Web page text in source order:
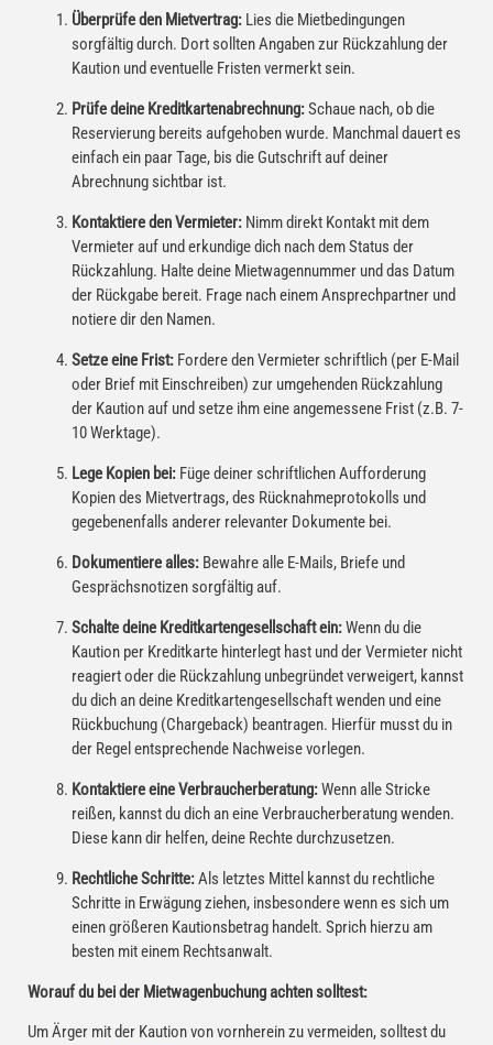
Überprüfe den Mietvertrag: Lies die Mietbedingungen
sorgfältig durch. Dort sollten Angaben zur Rückzahlung der
Kaution und eventuelle Fristen vermerkt sein.
Prüfe deine Kreditkartenabrechnung:Schaue nach, ob die
Reservierung bereits aufgehoben wurde. Manchmal dauert es
einfach ein paar Tage, bis die Gutschrift auf deiner
Abrechnung sichtbar ist.
Kontaktiere den Vermieter: Nimm direkt Kontakt mit dem
Vermieter auf und erkundige dich nach dem Status der
Rückzahlung. Halte deine Mietwagennummer und das Datum
der Rückgabe bereit. Frage nach einem Ansprechpartner und
notiere dir den Namen.
Setze eine Frist: Fordere den Vermieter schriftlich (per E-Mail
oder Brief mit Einschreiben) zur umgehenden Rückzahlung
der Kaution auf und setze ihm eine angemessene Frist (z.B. 7-
10 Werktage).
Lege Kopien bei: Füge deiner schriftlichen Aufforderung
Kopien des Mietvertrags, des Rücknahmeprotokolls und
gegebenenfalls anderer relevanter Dokumente bei.
Dokumentiere alles: Bewahre alle E-Mails, Briefe und
Gesprächsnotizen sorgfältig auf.
Schalte deine Kreditkartengesellschaft ein:Wenn du die
Kaution per Kreditkarte hinterlegt hast und der Vermieter nicht
reagiert oder die Rückzahlung unbegründet verweigert, kannst
du dich an deine Kreditkartengesellschaft wenden und eine
Rückbuchung (Chargeback) beantragen. Hierfür musst du in
der Regel entsprechende Nachweise vorlegen.
Kontaktiere eine Verbraucherberatung:Wenn alle Stricke
reißen, kannst du dich an eine Verbraucherberatung wenden.
Diese kann dir helfen, deine Rechte durchzusetzen.
Rechtliche Schritte:Als letztes Mittel kannst du rechtliche
Schritte in Erwägung ziehen, insbesondere wenn es sich um
einen größeren Kautionsbetrag handelt. Sprich hierzu am
besten mit einem Rechtsanwalt.
Worauf du bei der Mietwagenbuchung achten solltest:
Um Ärger mit der Kaution von vornherein zu vermeiden, solltest du